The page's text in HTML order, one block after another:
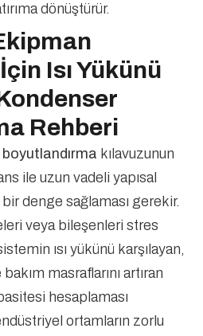
dönüştürür.
İçin Isı Yükünü
Rehberi
kılavuzunun
ile uzun vadeli yapısal
denge sağlaması gerekir.
veya bileşenleri stres
ısı yükünü karşılayan,
masraflarını artıran
hesaplaması
ortamların zorlu